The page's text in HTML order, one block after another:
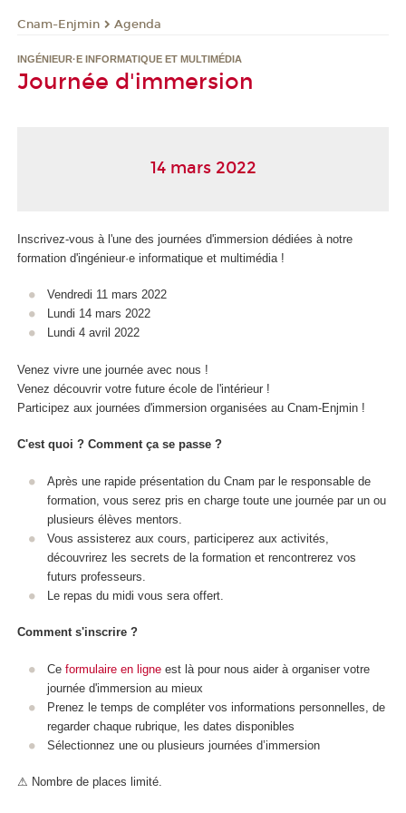
Cnam-Enjmin Agenda
INGÉNIEUR·E INFORMATIQUE ET MULTIMÉDIA
Journée d'immersion
14 mars 2022
Inscrivez-vous à l'une des journées d'immersion dédiées à notre
formation d'ingénieur·e informatique et multimédia !
Vendredi 11 mars 2022
Lundi 14 mars 2022
Lundi 4 avril 2022
Venez vivre une journée avec nous !
Venez découvrir votre future école de l'intérieur !
Participez aux journées d'immersion organisées au Cnam-Enjmin !
C'est quoi ? Comment ça se passe ?
Après une rapide présentation du Cnam par le responsable de
formation, vous serez pris en charge toute une journée par un ou
plusieurs élèves mentors.
Vous assisterez aux cours, participerez aux activités,
découvrirez les secrets de la formation et rencontrerez vos
futurs professeurs.
Le repas du midi vous sera offert.
Comment s'inscrire ?
Ce formulaire en ligneest là pour nous aider à organiser votre
journée d'immersion au mieux
Prenez le temps de compléter vos informations personnelles, de
regarder chaque rubrique, les dates disponibles
Sélectionnez une ou plusieurs journées d’immersion
⚠ Nombre de places limité.